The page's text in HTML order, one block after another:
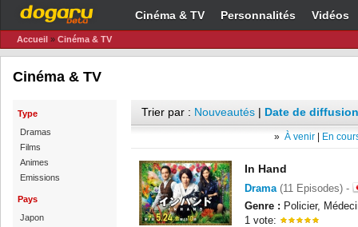
Cinéma & TV Personnalités Vidéos
Accueil » Cinéma & TV
Cinéma & TV
Type
Dramas
Films
Animes
Emissions
Pays
Japon
Trier par : Nouveautés | Date de
» À venir En
In Hand
Drama(11 Episodes) -
Genre : Policier,
1 vote: